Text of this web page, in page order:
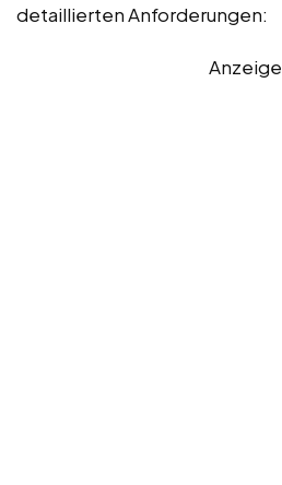
detaillierten Anforderungen:
Anzeige